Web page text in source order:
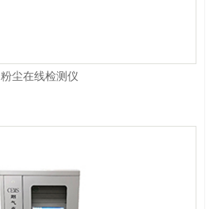
粉尘在线检测仪